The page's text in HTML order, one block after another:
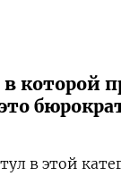
которой
в этой